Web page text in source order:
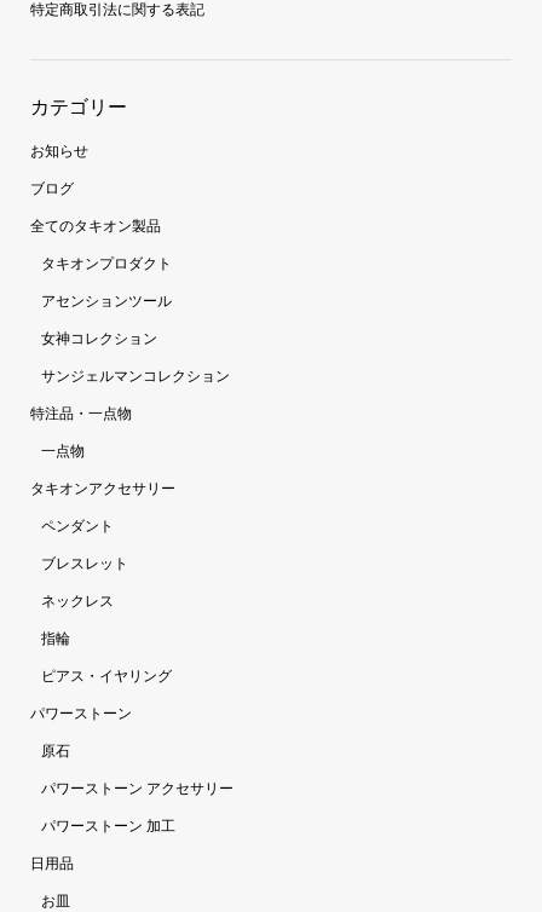
特定商取引法に関する表記
カテゴリー
お知らせ
ブログ
全てのタキオン製品
タキオンプロダクト
アセンションツール
女神コレクション
サンジェルマンコレクション
特注品・一点物
一点物
タキオンアクセサリー
ペンダント
ブレスレット
ネックレス
指輪
ピアス・イヤリング
パワーストーン
原石
パワーストーン アクセサリー
パワーストーン 加工
日用品
お皿